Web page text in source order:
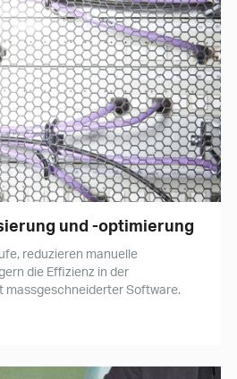
und -optimierung
reduzieren manuelle
die Effizienz in der
massgeschneiderter Software.